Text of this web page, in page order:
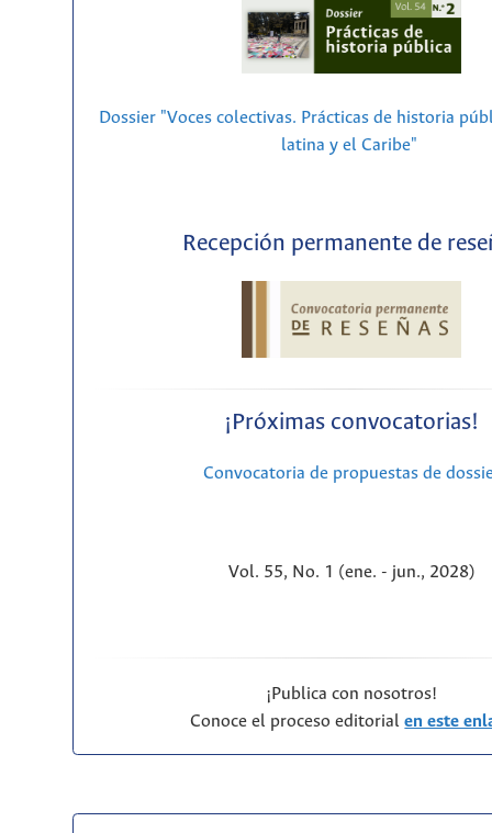
Dossier "Voces colectivas. Prácticas de historia
latina y el Caribe"
Recepción permanente de
¡Próximas convocatorias!
Convocatoria de propuestas de
Vol. 55, No. 1 (ene. - jun., 2028)
¡Publica con nosotros!
Conoce el proceso editorialen este